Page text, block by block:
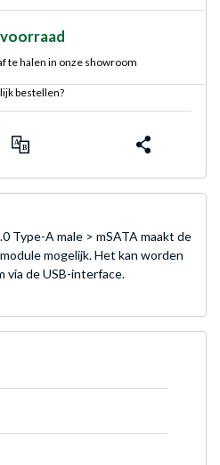
te halen in onze showroom
bestellen?
Type-A male > mSATA maakt de
mogelijk. Het kan worden
via de USB-interface.